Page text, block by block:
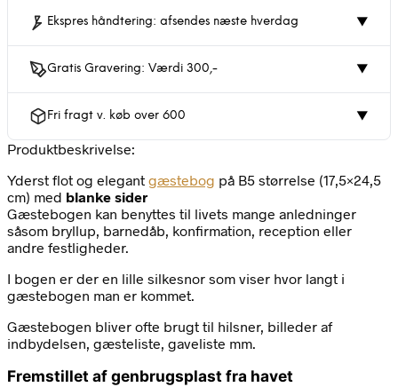
Ekspres håndtering: afsendes næste hverdag ▼
Gratis Gravering: Værdi 300,- ▼
Fri fragt v. køb over 600 ▼
Produktbeskrivelse:
Yderst flot og elegant gæstebog på B5 størrelse (17,5×24,5
cm) med blanke sider
Gæstebogen kan benyttes til livets mange anledninger
såsom bryllup, barnedåb, konfirmation, reception eller
andre festligheder.
I bogen er der en lille silkesnor som viser hvor langt i
gæstebogen man er kommet.
Gæstebogen bliver ofte brugt til hilsner, billeder af
indbydelsen, gæsteliste, gaveliste mm.
Fremstillet af genbrugsplast fra havet